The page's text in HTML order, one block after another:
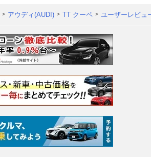
アウディ(AUDI) TT クーペ ユーザーレビュ